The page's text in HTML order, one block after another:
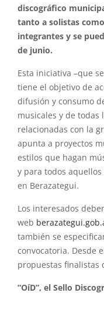
discográfico
tanto a solistas
integrantes y se
de junio.
Esta iniciativa –que
tiene el objetivo de
difusión y consumo
musicales y de todas
relacionadas con la
apunta a proyectos
estilos que hagan
y para todos aquellos
en Berazategui.
Los interesados
web
también se
convocatoria. Desde
propuestas finalistas
“OíD”, el Sello